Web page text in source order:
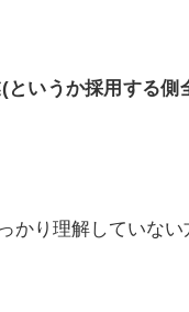
(というか採用する側
り理解していない